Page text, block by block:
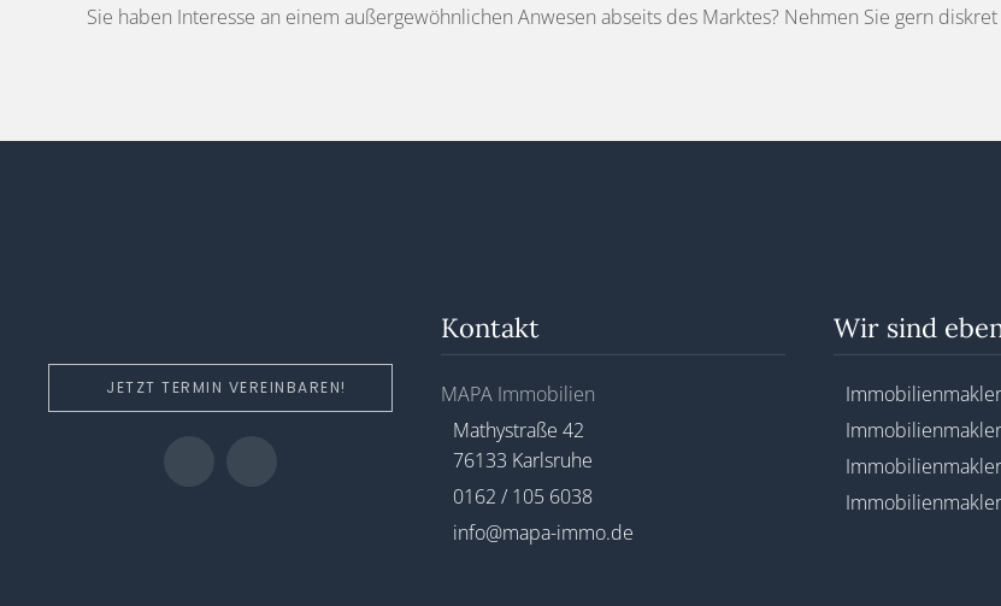
Sie haben Interesse an einem außergewöhnlichen Anwesen abseits des Marktes? Nehmen Sie gern
JETZT TERMIN VEREINBAREN!
Kontakt
MAPA Immobilien
Mathystraße 42
76133 Karlsruhe
0162 / 105 6038
info@mapa-immo.de
Wir sind